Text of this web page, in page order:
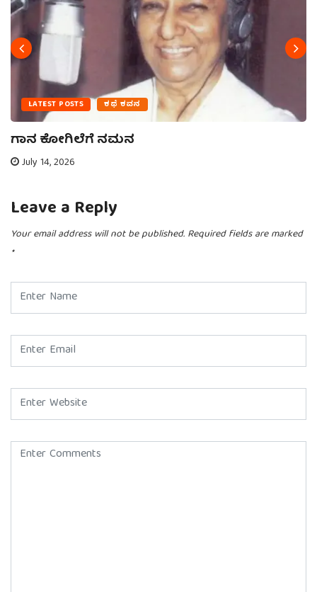
LATEST POSTS ಕಥೆ ಕವನ
ಗಾನ ಕೋಗಿಲೆಗೆ ನಮನ
July 14, 2026
Leave a Reply
Your email address will not be published. Required fields are marked
*